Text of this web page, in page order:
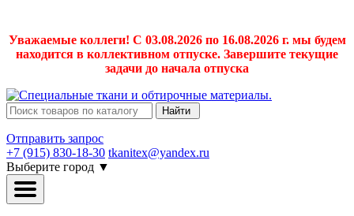
Уважаемые коллеги! С 03.08.2026 по 16.08.2026 г. мы будем
находится в коллективном отпуске. Завершите текущие
задачи до начала отпуска
Найти
Отправить запрос
+7 (915) 830-18-30 tkanitex@yandex.ru
Выберите город ▼